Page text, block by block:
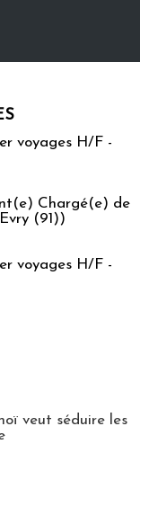
voyages H/F -
Chargé(e) de
(91))
voyages H/F -
veut séduire les